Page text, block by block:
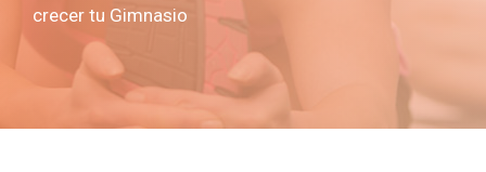
crecer tu Gimnasio